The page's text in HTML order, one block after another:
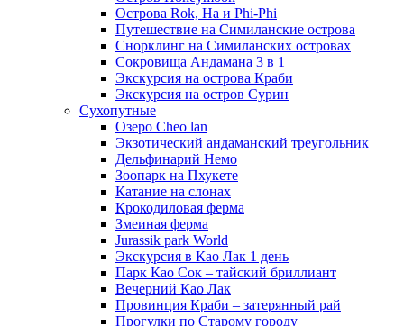
Острова Rok, Ha и Phi-Phi
Путешествие на Симиланские острова
Снорклинг на Симиланских островах
Сокровища Андамана 3 в 1
Экскурсия на острова Краби
Экскурсия на остров Сурин
Сухопутные
Озеро Cheo lan
Экзотический андаманский треугольник
Дельфинарий Немо
Зоопарк на Пхукете
Катание на слонах
Крокодиловая ферма
Змеиная ферма
Jurassik park World
Экскурсия в Као Лак 1 день
Парк Као Сок – тайский бриллиант
Вечерний Као Лак
Провинция Краби – затерянный рай
Прогулки по Старому городу